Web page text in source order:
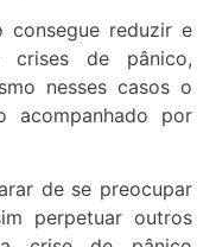
consegue reduzir e
crises de pânico,
nesses casos o
acompanhado por
de se preocupar
perpetuar outros